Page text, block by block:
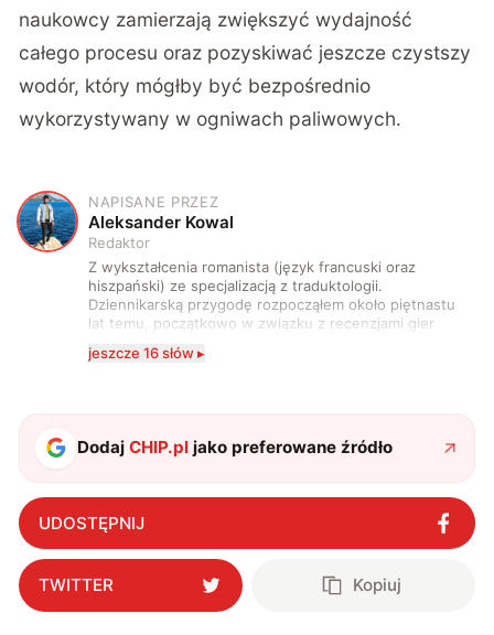
naukowcy zamierzają zwiększyć wydajność
całego procesu oraz pozyskiwać jeszcze czystszy
wodór, który mógłby być bezpośrednio
wykorzystywany w ogniwach paliwowych.
A
NAPISANE PRZEZ
Aleksander Kowal
Redaktor
Z wykształcenia romanista (język francuski oraz
hiszpański) ze specjalizacją z traduktologii.
Dziennikarską przygodę rozpocząłem około piętnastu
lat temu, początkowo w związku z recenzjami gier
zdecydowanie częściej na tematy związane z nauką
także uprawiać oraz oglądać sport.
jeszcze 16 słów ▸
DodajCHIP.pl jako preferowane źródło
UDOSTĘPNIJ
TWITTER Kopiuj